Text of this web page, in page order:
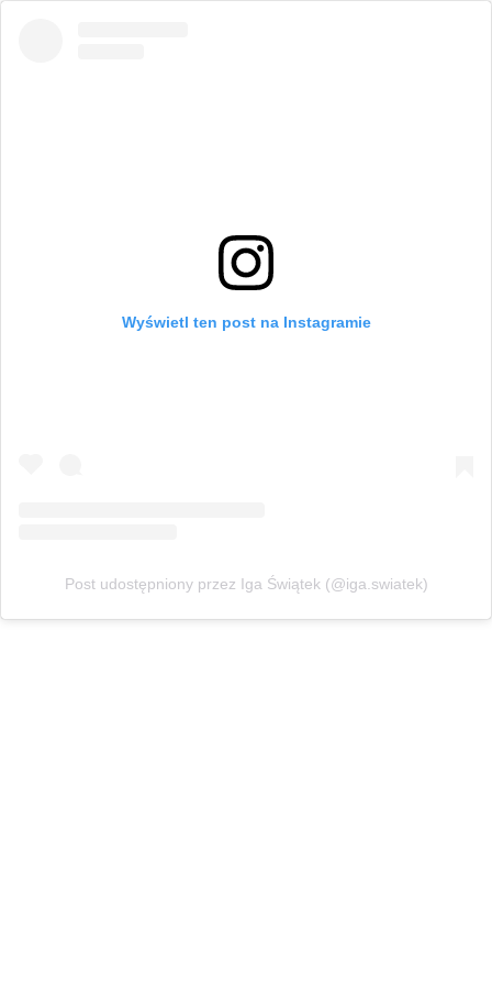
Wyświetl ten post na Instagramie
Post udostępniony przez Iga Świątek (@iga.swiatek)